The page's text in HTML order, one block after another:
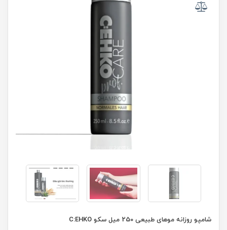
شامپو روزانه موهای طبیعی 250 میل سکو C:EHKO